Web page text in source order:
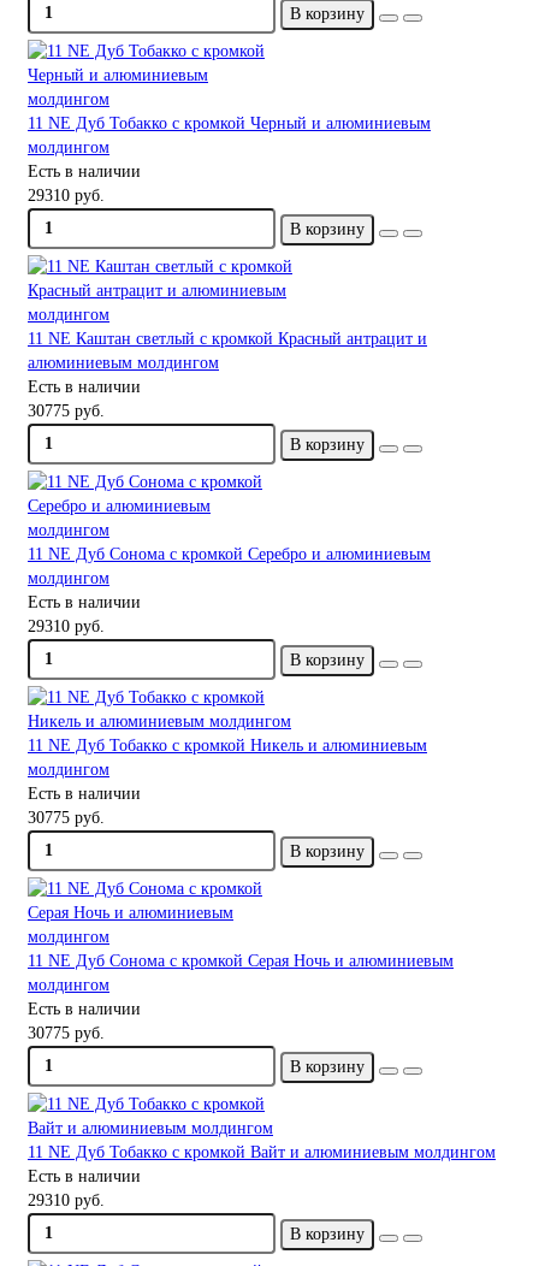
В корзину
11 NE Дуб Тобакко с кромкой Черный и алюминиевым
молдингом
Есть в наличии
29310 руб.
В корзину
11 NE Каштан светлый с кромкой Красный антрацит и
алюминиевым молдингом
Есть в наличии
30775 руб.
В корзину
11 NE Дуб Сонома с кромкой Серебро и алюминиевым
молдингом
Есть в наличии
29310 руб.
В корзину
11 NE Дуб Тобакко с кромкой Никель и алюминиевым
молдингом
Есть в наличии
30775 руб.
В корзину
11 NE Дуб Сонома с кромкой Серая Ночь и алюминиевым
молдингом
Есть в наличии
30775 руб.
В корзину
11 NE Дуб Тобакко с кромкой Вайт и алюминиевым молдингом
Есть в наличии
29310 руб.
В корзину